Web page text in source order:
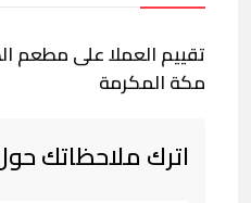
مكة المكرمة
اترك ملاحظاتك